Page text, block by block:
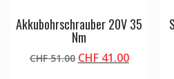
Akkubohrschrauber 20V 35
Nm
CHF51.00 Ursprünglicher
CHF41.00Aktueller